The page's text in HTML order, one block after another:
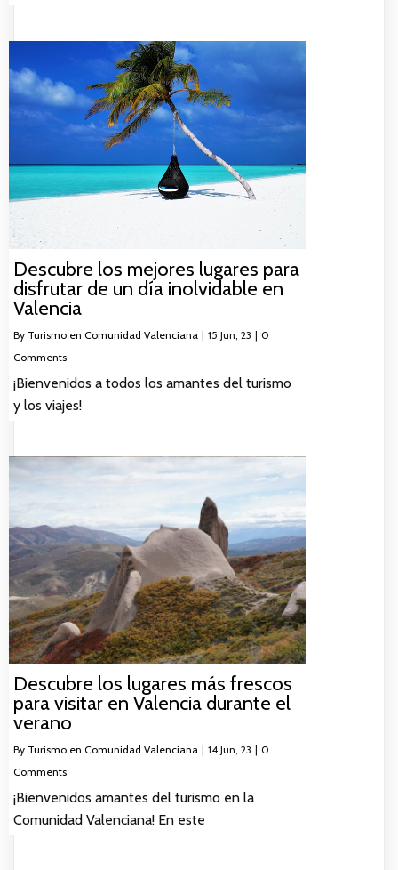
Descubre los mejores lugares para
disfrutar de un día inolvidable en
Valencia
By Turismo en Comunidad Valenciana | 15 Jun, 23 | 0
Comments
¡Bienvenidos a todos los amantes del turismo
y los viajes!
Descubre los lugares más frescos
para visitar en Valencia durante el
verano
By Turismo en Comunidad Valenciana | 14 Jun, 23 | 0
Comments
¡Bienvenidos amantes del turismo en la
Comunidad Valenciana! En este